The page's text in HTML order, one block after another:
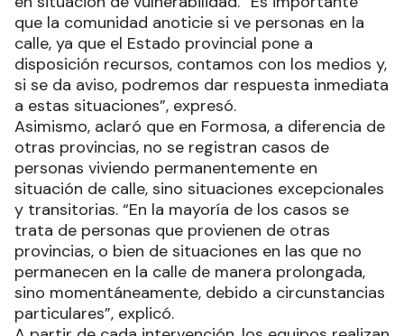
que la comunidad anoticie si ve personas en la
calle, ya que el Estado provincial pone a
disposición recursos, contamos con los medios y,
si se da aviso, podremos dar respuesta inmediata
a estas situaciones”, expresó.
Asimismo, aclaró que en Formosa, a diferencia de
otras provincias, no se registran casos de
personas viviendo permanentemente en
situación de calle, sino situaciones excepcionales
y transitorias. “En la mayoría de los casos se
trata de personas que provienen de otras
provincias, o bien de situaciones en las que no
permanecen en la calle de manera prolongada,
sino momentáneamente, debido a circunstancias
particulares”, explicó.